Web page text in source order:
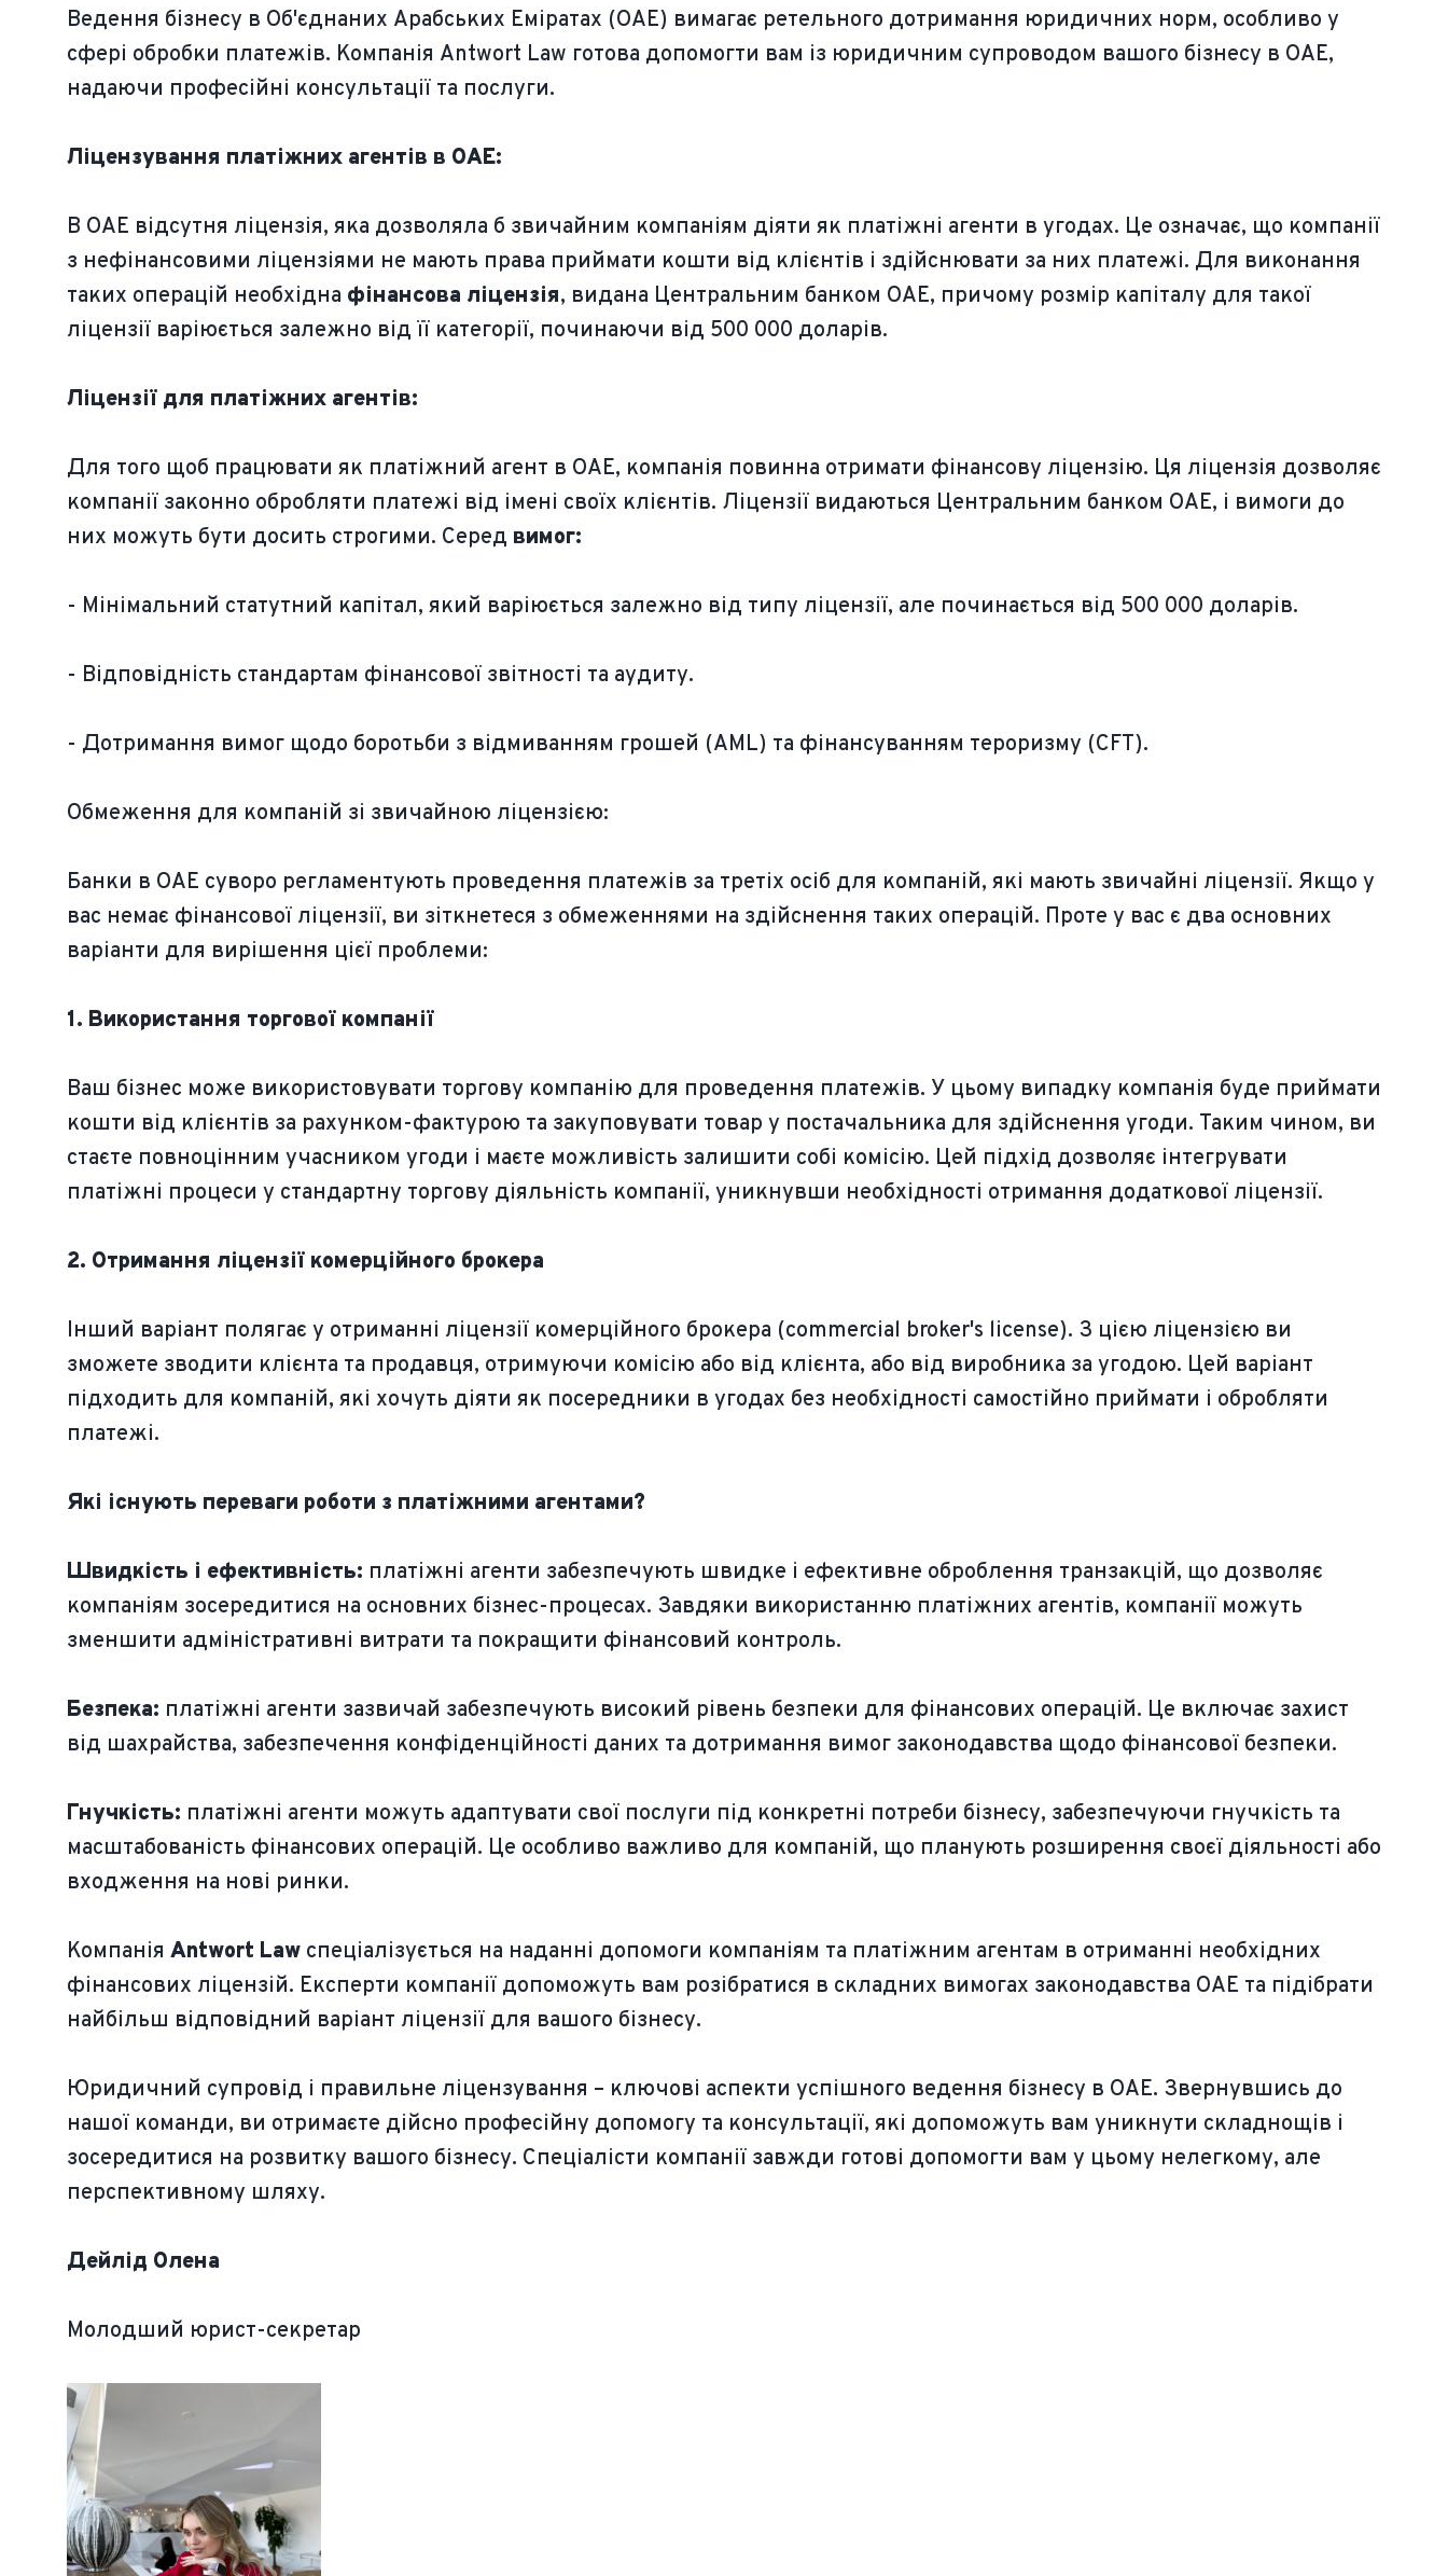
Ведення бізнесу в Об'єднаних Арабських Еміратах (ОАЕ) вимагає ретельного дотримання юридичних норм, особливо у
сфері обробки платежів. Компанія Antwort Law готова допомогти вам із юридичним супроводом вашого бізнесу в ОАЕ,
надаючи професійні консультації та послуги.
Ліцензування платіжних агентів в ОАЕ:
В ОАЕ відсутня ліцензія, яка дозволяла б звичайним компаніям діяти як платіжні агенти в угодах. Це означає, що компанії
з нефінансовими ліцензіями не мають права приймати кошти від клієнтів і здійснювати за них платежі. Для виконання
таких операцій необхідна фінансова ліцензія, видана Центральним банком ОАЕ, причому розмір капіталу для такої
ліцензії варіюється залежно від її категорії, починаючи від 500 000 доларів.
Ліцензії для платіжних агентів:
Для того щоб працювати як платіжний агент в ОАЕ, компанія повинна отримати фінансову ліцензію. Ця ліцензія дозволяє
компанії законно обробляти платежі від імені своїх клієнтів. Ліцензії видаються Центральним банком ОАЕ, і вимоги до
них можуть бути досить строгими. Серед вимог:
- Мінімальний статутний капітал, який варіюється залежно від типу ліцензії, але починається від 500 000 доларів.
- Відповідність стандартам фінансової звітності та аудиту.
- Дотримання вимог щодо боротьби з відмиванням грошей (AML) та фінансуванням тероризму (CFT).
Обмеження для компаній зі звичайною ліцензією:
Банки в ОАЕ суворо регламентують проведення платежів за третіх осіб для компаній, які мають звичайні ліцензії. Якщо у
вас немає фінансової ліцензії, ви зіткнетеся з обмеженнями на здійснення таких операцій. Проте у вас є два основних
варіанти для вирішення цієї проблеми:
1. Використання торгової компанії
Ваш бізнес може використовувати торгову компанію для проведення платежів. У цьому випадку компанія буде приймати
кошти від клієнтів за рахунком-фактурою та закуповувати товар у постачальника для здійснення угоди. Таким чином, ви
стаєте повноцінним учасником угоди і маєте можливість залишити собі комісію. Цей підхід дозволяє інтегрувати
платіжні процеси у стандартну торгову діяльність компанії, уникнувши необхідності отримання додаткової ліцензії.
2. Отримання ліцензії комерційного брокера
Інший варіант полягає у отриманні ліцензії комерційного брокера (commercial broker's license). З цією ліцензією ви
зможете зводити клієнта та продавця, отримуючи комісію або від клієнта, або від виробника за угодою. Цей варіант
підходить для компаній, які хочуть діяти як посередники в угодах без необхідності самостійно приймати і обробляти
платежі.
Які існують переваги роботи з платіжними агентами?
Швидкість і ефективність: платіжні агенти забезпечують швидке і ефективне оброблення транзакцій, що дозволяє
компаніям зосередитися на основних бізнес-процесах. Завдяки використанню платіжних агентів, компанії можуть
зменшити адміністративні витрати та покращити фінансовий контроль.
Безпека: платіжні агенти зазвичай забезпечують високий рівень безпеки для фінансових операцій. Це включає захист
від шахрайства, забезпечення конфіденційності даних та дотримання вимог законодавства щодо фінансової безпеки.
Гнучкість: платіжні агенти можуть адаптувати свої послуги під конкретні потреби бізнесу, забезпечуючи гнучкість та
масштабованість фінансових операцій. Це особливо важливо для компаній, що планують розширення своєї діяльності або
входження на нові ринки.
Компанія Antwort Law спеціалізується на наданні допомоги компаніям та платіжним агентам в отриманні необхідних
фінансових ліцензій. Експерти компанії допоможуть вам розібратися в складних вимогах законодавства ОАЕ та підібрати
найбільш відповідний варіант ліцензії для вашого бізнесу.
Юридичний супровід і правильне ліцензування – ключові аспекти успішного ведення бізнесу в ОАЕ. Звернувшись до
нашої команди, ви отримаєте дійсно професійну допомогу та консультації, які допоможуть вам уникнути складнощів і
зосередитися на розвитку вашого бізнесу. Спеціалісти компанії завжди готові допомогти вам у цьому нелегкому, але
перспективному шляху.
Дейлід Олена
Молодший юрист-секретар